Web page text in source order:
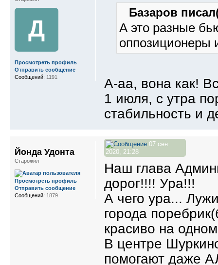
Базаров
А это разные
оппозиционеры
А-аа, вона как!
1 июля, с утра
стабильность и
Д
Просмотреть профиль
Отправить сообщение
Сообщений: 1191
07 сен
2020, 21:28
Наш глава
дорог!!!! Ура!!!
А чего ура...
города
красиво на
В центре
помогают даже
Йонда Удонта
Старожил
Просмотреть профиль
Отправить сообщение
Сообщений: 1879